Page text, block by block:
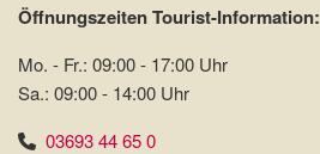
Öffnungszeiten Tourist-Information:
Mo. - Fr.: 09:00 - 17:00 Uhr
Sa.: 09:00 - 14:00 Uhr
03693 44 65 0